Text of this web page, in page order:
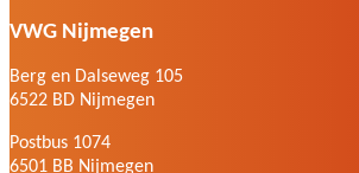
VWG Nijmegen
Berg en Dalseweg 105
6522 BD Nijmegen
Postbus 1074
6501 BB Nijmegen